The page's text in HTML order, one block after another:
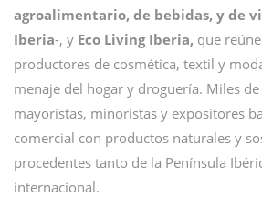
agroalimentario, de bebidas, y de
Iberia-, y Eco Living Iberia, que
productores de cosmética, textil y
menaje del hogar y droguería. Miles
mayoristas, minoristas y expositores
comercial con productos naturales y
procedentes tanto de la Península
internacional.